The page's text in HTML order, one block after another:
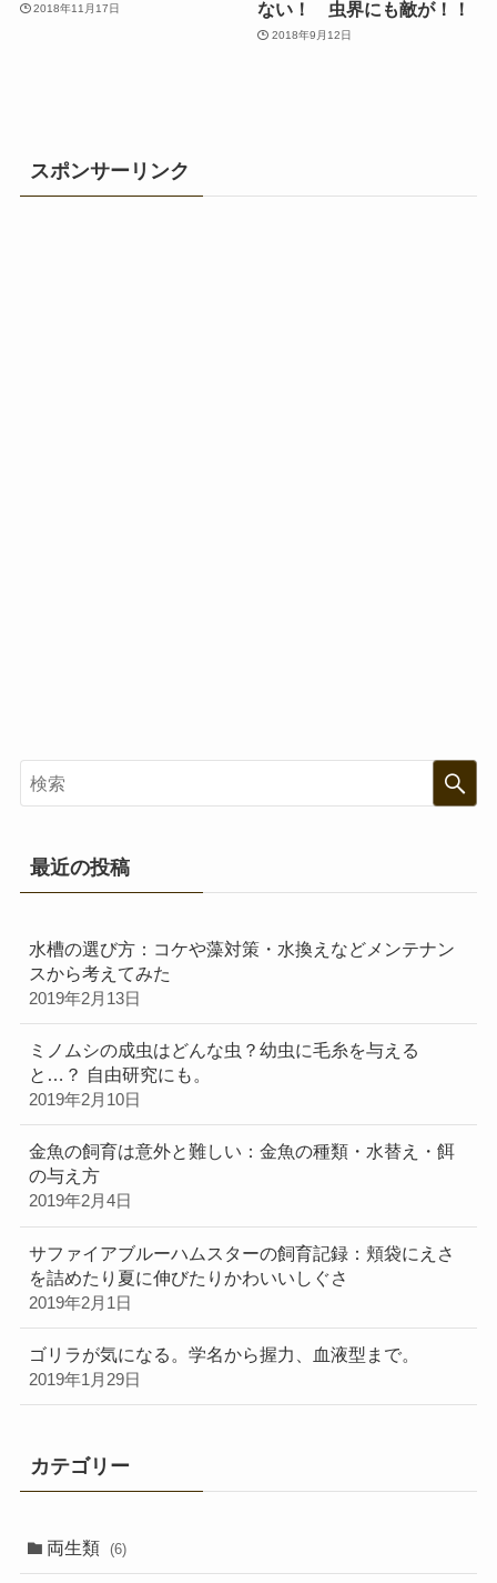
2018年11月17日 ない！ 虫界にも敵が！！
2018年9月12日
スポンサーリンク
最近の投稿
水槽の選び方：コケや藻対策・水換えなどメンテナン
スから考えてみた
2019年2月13日
ミノムシの成虫はどんな虫？幼虫に毛糸を与える
と…？ 自由研究にも。
2019年2月10日
金魚の飼育は意外と難しい：金魚の種類・水替え・餌
の与え方
2019年2月4日
サファイアブルーハムスターの飼育記録：頬袋にえさ
を詰めたり夏に伸びたりかわいいしぐさ
2019年2月1日
ゴリラが気になる。学名から握力、血液型まで。
2019年1月29日
カテゴリー
両生類 (6)